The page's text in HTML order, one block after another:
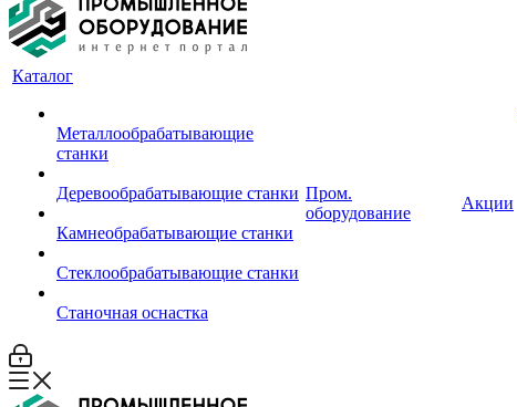
Каталог
Металлообрабатывающие
станки
Деревообрабатывающие станки
Камнеобрабатывающие станки
Стеклообрабатывающие станки
Станочная оснастка
Пром.
оборудование
Акции